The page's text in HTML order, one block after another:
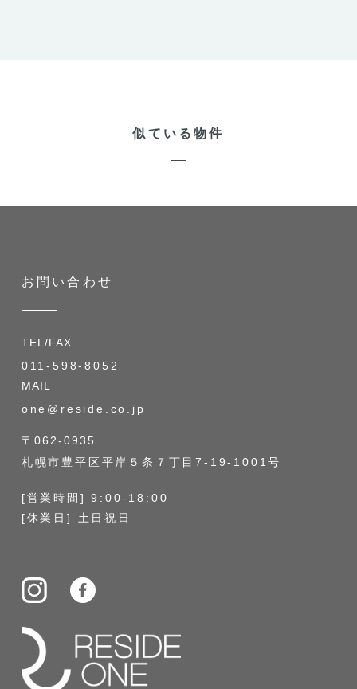
似ている物件
お問い合わせ
TEL/FAX
011-598-8052
MAIL
one@reside.co.jp
〒062-0935
札幌市豊平区平岸５条７丁目7-19-1001号
[営業時間] 9:00-18:00
[休業日] 土日祝日